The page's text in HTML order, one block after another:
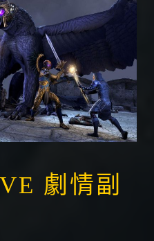
劇情副